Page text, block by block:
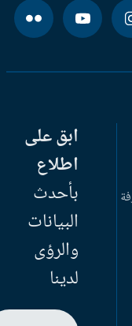
ابق على
اطلاع
بأحدث
البيانات
والرؤى
لدينا